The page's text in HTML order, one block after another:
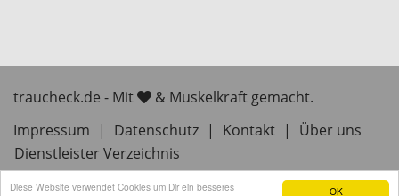
OK
Diese Website verwendet Cookies um Dir ein besseres
traucheck.de - Mit
& Muskelkraft gemacht.
Impressum
| Datenschutz | Kontakt |
Über uns
Dienstleister Verzeichnis